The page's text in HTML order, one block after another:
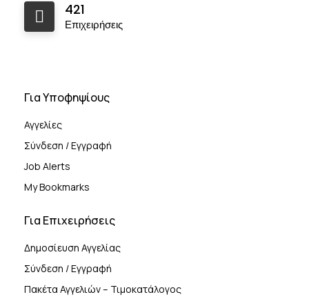
421
Επιχειρήσεις
Για Υποφηψίους
Αγγελίες
Σύνδεση / Εγγραφή
Job Alerts
My Bookmarks
Για Επιχειρήσεις
Δημοσίευση Αγγελίας
Σύνδεση / Εγγραφή
Πακέτα Αγγελιών – Τιμοκατάλογος